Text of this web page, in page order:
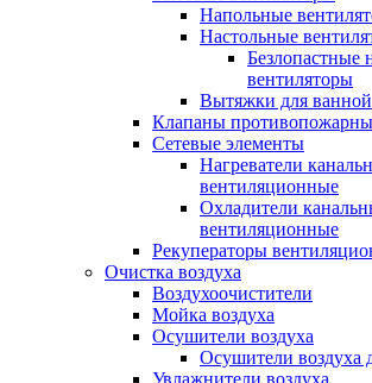
Напольные
Настольные
Безлопастные
вентиляторы
Вытяжки для ванной
Клапаны
Сетевые элементы
Нагреватели
вентиляционные
Охладители
вентиляционные
Рекуператоры
Очистка воздуха
Воздухоочистители
Мойка воздуха
Осушители воздуха
Осушители воздуха
Увлажнители воздуха